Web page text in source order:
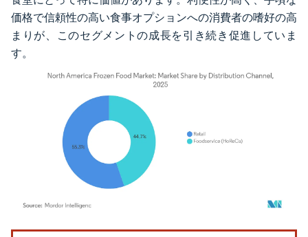
価格で信頼性の高い食事オプションへの消費者の嗜好の高
まりが、このセグメントの成長を引き続き促進していま
す。
画像 © Mordor Intelligence。再利用にはCC BY 4.0の表示が必要です。